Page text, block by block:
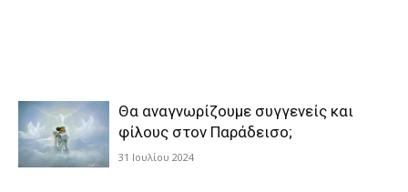
Θα αναγνωρίζουμε συγγενείς και
φίλους στον Παράδεισο;
31 Ιουλίου 2024